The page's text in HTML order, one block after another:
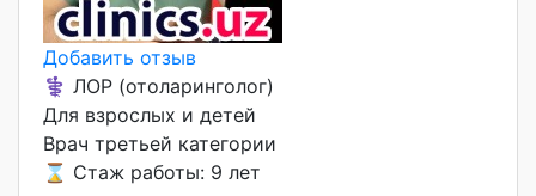
Добавить отзыв
⚕️ ЛОР (отоларинголог)
Для взрослых и детей
Врач третьей категории
⌛ Стаж работы: 9 лет